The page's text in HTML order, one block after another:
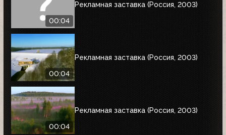
00:04
Рекламная заставка (Россия, 2003)
00:04
Рекламная заставка (Россия, 2003)
00:04
Рекламная заставка (Россия, 2003)